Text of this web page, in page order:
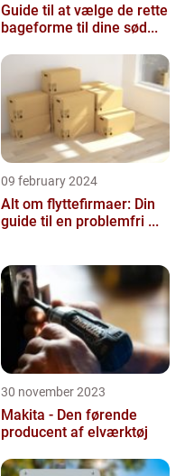
Guide til at vælge de rette
bageforme til dine sød...
09 february 2024
Alt om flyttefirmaer: Din
guide til en problemfri ...
30 november 2023
Makita - Den førende
producent af elværktøj